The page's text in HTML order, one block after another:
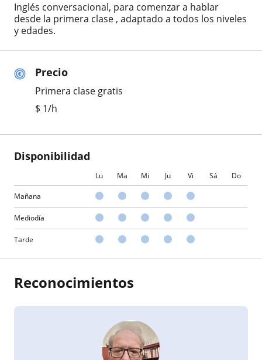
Precio
Primera clase gratis
$ 1/h
Disponibilidad
Lu Ma Mi Ju Vi Sá Do
Mañana
Mediodía
Tarde
Inglés conversacional, para comenzar a hablar
desde la primera clase , adaptado a todos los niveles
y edades.
Reconocimientos